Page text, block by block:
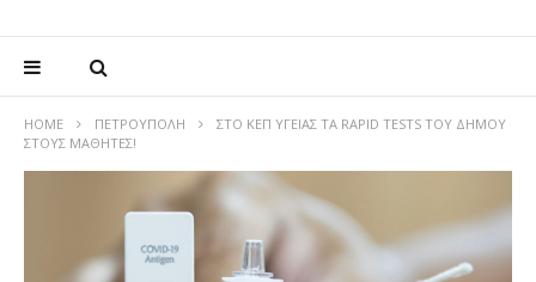
HOME ΠΕΤΡΟΎΠΟΛΗ
ΣΤΟ ΚΕΠ ΥΓΕΊΑΣ ΤΑ RAPID TESTS ΤΟΥ ΔΉΜΟΥ
ΣΤΟΥΣ ΜΑΘΗΤΈΣ!